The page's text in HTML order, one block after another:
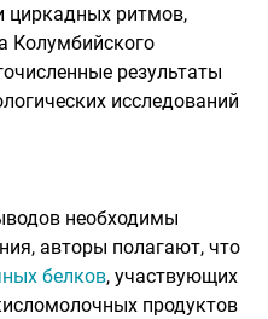
циркадных ритмов,
Колумбийского
результаты
исследований
необходимы
авторы полагают, что
белков, участвующих
продуктов